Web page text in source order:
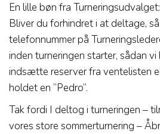
En lille bøn fra Turneringsudvalget:
Bliver du forhindret i at deltage,
telefonnummer på
inden turneringen starter, sådan
indsætte reserver fra ventelisten
holdet en ”Pedro”.
Tak fordi I deltog i turneringen –
vores store sommerturnering –